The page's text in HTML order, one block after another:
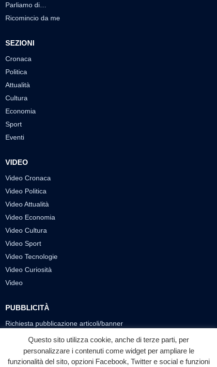
Parliamo di…
Ricomincio da me
SEZIONI
Cronaca
Politica
Attualità
Cultura
Economia
Sport
Eventi
VIDEO
Video Cronaca
Video Politica
Video Attualità
Video Economia
Video Cultura
Video Sport
Video Tecnologie
Video Curiosità
Video
PUBBLICITÀ
Richiesta pubblicazione articoli/banner
SEGUICI SUI SOCIAL
f ◎ ▶
Questo sito utilizza cookie, anche di terze parti, per
personalizzare i contenuti come widget per ampliare le
funzionalità del sito, opzioni Facebook, Twitter e social e funzioni